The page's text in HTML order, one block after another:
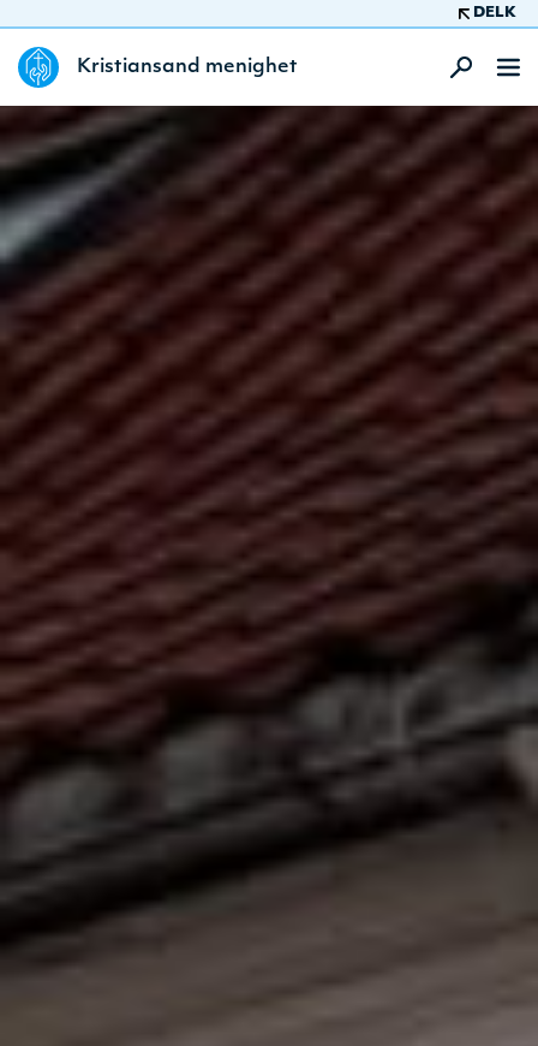
DELK
Kristiansand menighet